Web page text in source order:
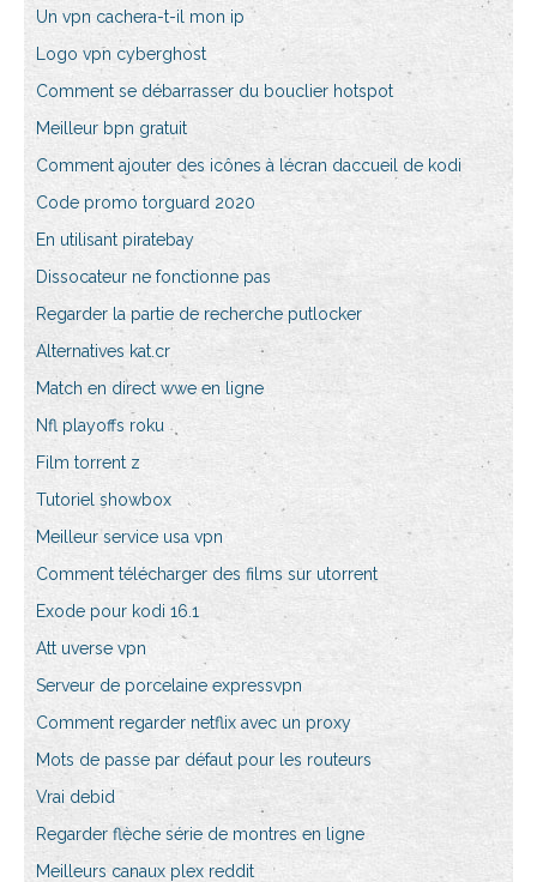
Un vpn cachera-t-il mon ip
Logo vpn cyberghost
Comment se débarrasser du bouclier hotspot
Meilleur bpn gratuit
Comment ajouter des icônes à lécran daccueil de kodi
Code promo torguard 2020
En utilisant piratebay
Dissocateur ne fonctionne pas
Regarder la partie de recherche putlocker
Alternatives kat.cr
Match en direct wwe en ligne
Nfl playoffs roku
Film torrent z
Tutoriel showbox
Meilleur service usa vpn
Comment télécharger des films sur utorrent
Exode pour kodi 16.1
Att uverse vpn
Serveur de porcelaine expressvpn
Comment regarder netflix avec un proxy
Mots de passe par défaut pour les routeurs
Vrai debid
Regarder flèche série de montres en ligne
Meilleurs canaux plex reddit